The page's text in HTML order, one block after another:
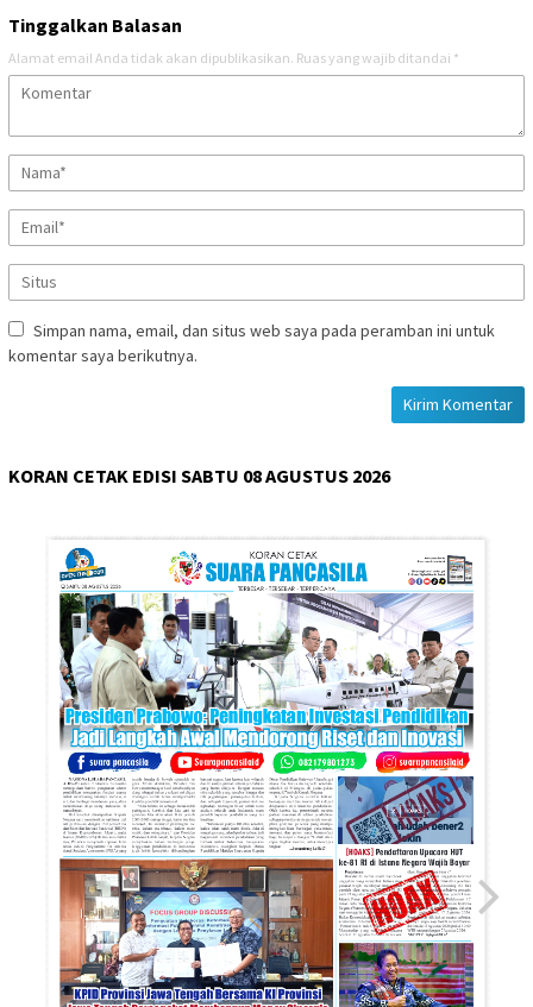
Tinggalkan Balasan
Alamat email Anda tidak akan dipublikasikan. Ruas yang wajib ditandai *
Simpan nama, email, dan situs web saya pada peramban ini untuk
komentar saya berikutnya.
KORAN CETAK EDISI SABTU 08 AGUSTUS 2026